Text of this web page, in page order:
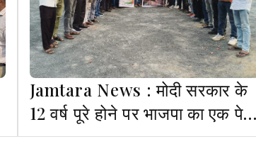
Jamtara News : मोदी सरकार के
12 वर्ष पूरे होने पर भाजपा का एक पेड़
मां के नाम अभियान